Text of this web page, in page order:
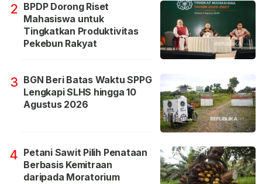
2 BPDP Dorong Riset
Mahasiswa untuk
Tingkatkan Produktivitas
Pekebun Rakyat
3 BGN Beri Batas Waktu SPPG
Lengkapi SLHS hingga 10
Agustus 2026
4 Petani Sawit Pilih Penataan
Berbasis Kemitraan
daripada Moratorium